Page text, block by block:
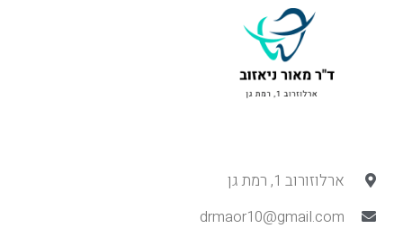
ארלוזורוב 1, רמת גן
drmaor10@gmail.com